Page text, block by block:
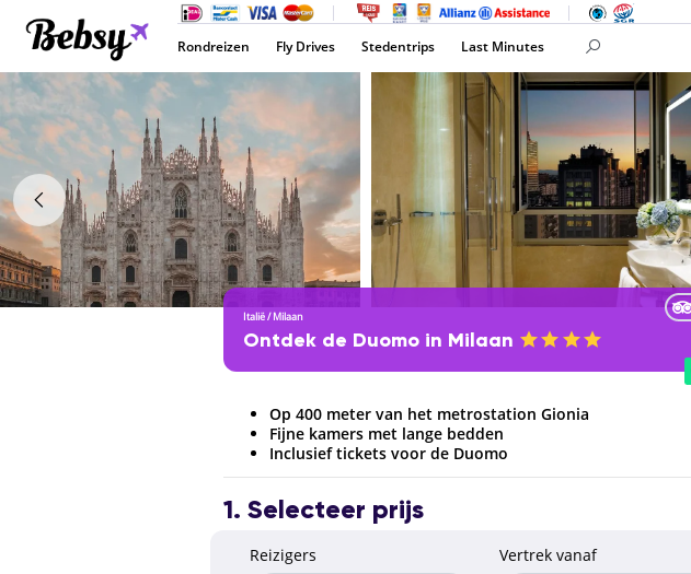
Rondreizen Fly Drives Stedentrips Last Minutes
Italië/Milaan
Ontdek de Duomo in Milaan
Op 400 meter van het metrostation Gionia
Fijne kamers met lange bedden
Inclusief tickets voor de Duomo
1. Selecteer prijs
Reizigers
Vertrek vanaf